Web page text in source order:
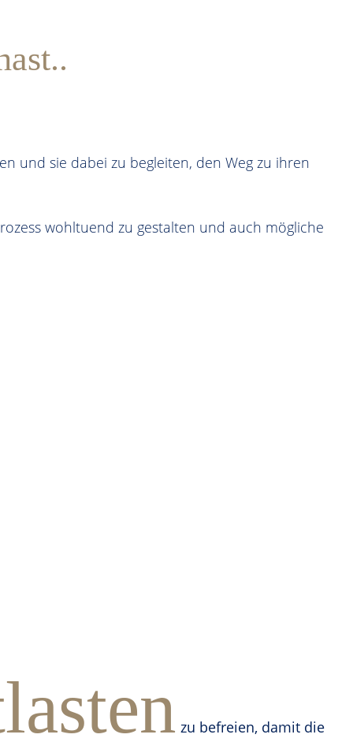
und sie dabei zu begleiten, den Weg zu ihren
wohltuend zu gestalten und auch mögliche
zu befreien, damit die